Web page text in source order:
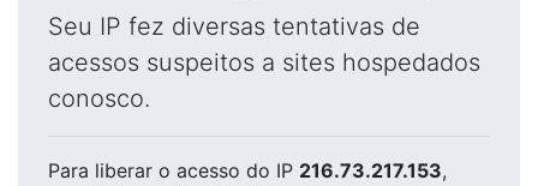
Seu IP fez diversas tentativas de
acessos suspeitos a sites hospedados
conosco.
Para liberar o acesso do IP 216.73.217.153,